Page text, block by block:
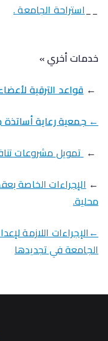
__استراحة الجامعة .
خدمات أخري »
←قواعد الترقية
← جمعية رعاية
←تمويل مشروعات
←الإجراءات الخاصة
محلية.
←الإجراءات اللازمة
الجامعة في تجديدها